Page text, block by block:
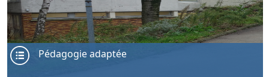
Pédagogie adaptée